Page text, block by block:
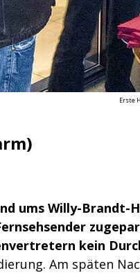
Erste
ums Willy-Brandt-
kein
Am späten